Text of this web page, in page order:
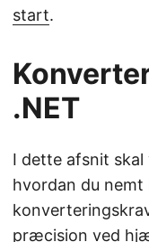
start.
.NET
I dette afsnit skal
hvordan du nemt
præcision ved